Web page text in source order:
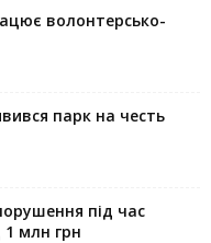
волонтерсько-
парк на честь
під час
1 млн грн